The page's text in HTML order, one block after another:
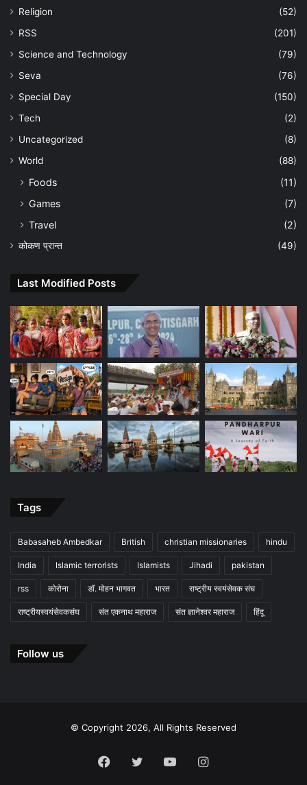
Religion
(52)
RSS
(201)
Science and Technology
(79)
Seva
(76)
Special Day
(150)
Tech
(2)
Uncategorized
(8)
World
(88)
Foods
(11)
Games
(7)
Travel
(2)
कोकण प्रान्त (49)
Last Modified Posts
Tags
Babasaheb Ambedkar British christian missionaries hindu
India Islamic terrorists Islamists Jihadi pakistan
rss कोरोना डॉ. मोहन भागवत भारत राष्ट्रीय स्वयंसेवक संघ
राष्ट्रीयस्वयंसेवकसंघ संत एकनाथ महाराज संत ज्ञानेश्वर महाराज हिंदू
Follow us
© Copyright 2026, All Rights Reserved
Facebook
TwitterYouTubeInstagram